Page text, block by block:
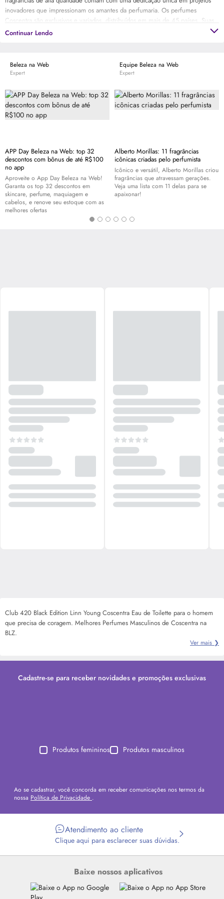
inovadores que impressionam os amantes da perfumaria. Os perfumes
Coscentra são exclusivos e variados, distribuídos em mais de 45 países. Suas
marcas, como Georges Mezotti, Linn Young e Omerta, representam o amor da
Continuar Lendo
Beleza na Web
Expert
APP Day Beleza na Web: top 32
descontos com bônus de até R$100
no app
Aproveite o App Day Beleza na Web!
Garanta os top 32 descontos em
skincare, perfume, maquiagem e
cabelos, e renove seu estoque com as
melhores ofertas
Equipe Beleza na Web
Expert
Alberto Morillas: 11 fragrâncias
icônicas criadas pelo perfumista
Icônico e versátil, Alberto Morillas criou
fragrâncias que atravessam gerações.
Veja uma lista com 11 delas para se
apaixonar!
Club 420 Black Edition Linn Young Coscentra Eau de Toilette para o homem
que precisa de coragem. Melhores Perfumes Masculinos de Coscentra na
BLZ.
Ver mais ❯
Cadastre-se para receber novidades e promoções exclusivas
Produtos femininos Produtos masculinos
Ao se cadastrar, você concorda em receber comunicações nos termos da
nossa Política de Privacidade .
Atendimento ao cliente
Clique aqui para esclarecer suas dúvidas.
Baixe nossos aplicativos